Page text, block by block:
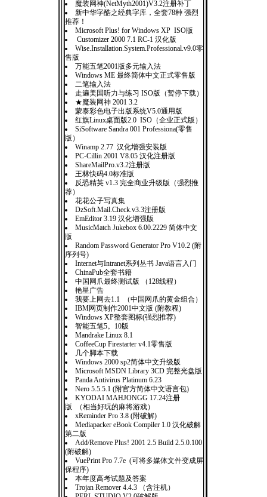
魔装网神(NetMyth2001)V3.2注册补丁
新中华字酷之经典字库，全套78种 强烈
推荐！
Microsoft Plus! for Windows XP ISO版
Customizer 2000 7.1 RC-1 汉化版
Wise.Installation.System.Professional.v9.0零
售版
万能五笔2001版多元输入法
Windows ME 最终简体中文正式零售版
二笔输入法
走遍美国听力与练习 ISO版（暂停下载）
★魔装网神 2001 3.2
蒙泰彩色电子出版系统V5.0通用版
红旗Linux桌面版2.0 ISO（企业正式版）
SiSoftware Sandra 001 Professiona(零售
版）
Winamp 2.77 汉化增强安装版
PC-Cillin 2001 V8.05 汉化注册版
ShareMailPro.v3.2注册版
王林快码4.0标准版
反恐精英 v1.3 完全商业升级版（强烈推
荐）
花花公子写真集
DzSoft.Mail.Check.v3.3注册版
EmEditor 3.19 汉化增强版
MusicMatch Jukebox 6.00.2229 简体中文
版
Random Password Generator Pro V10.2 (附
序列号)
Internet与Intranet系列丛书 Java语言入门
ChinaPub全套书籍
中国网爪最终测试版 （128线程）
艳星广告
我要上网去1.1 （中国网爪的黄金组合）
IBM网页制作2001中文版 (附教程)
Windows XP整套图标(强烈推荐)
智能五笔5。10版
Mandrake Linux 8.1
CoffeeCup Firestarter v4.1零售版
几个脚本下载
Windows 2000 sp2简体中文升级版
Microsoft MSDN Library 3CD 完整光盘版
Panda Antivirus Platinum 6.23
Nero 5.5.5.1 (附官方简体中文语言包)
KYODAI MAHJONGG 17.24注册
版 （相当好玩的麻将游戏）
xReminder Pro 3.8 (附破解)
Mediapacker eBook Compiler 1.0 汉化破解
第二版
Add/Remove Plus! 2001 2.5 Build 2.5.0.100
(附破解)
VuePrint Pro 7.7e (可将多媒体文件变成屏
保程序)
本年度高考试题及答案
Trojan Remover 4.4.3 （含注机）